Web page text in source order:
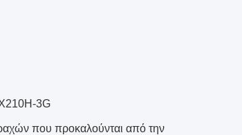
3G
που προκαλούνται από την